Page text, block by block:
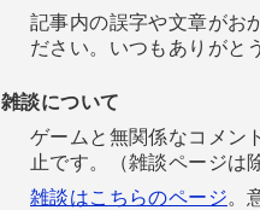
記事内の誤字や文章がお
ださい。いつもありがと
雑談について
ゲームと無関係なコメン
止です。（雑談ページは
雑談はこちらのページ。